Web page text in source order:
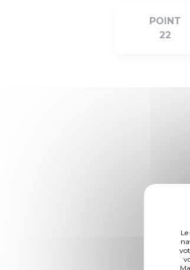
POINT
22